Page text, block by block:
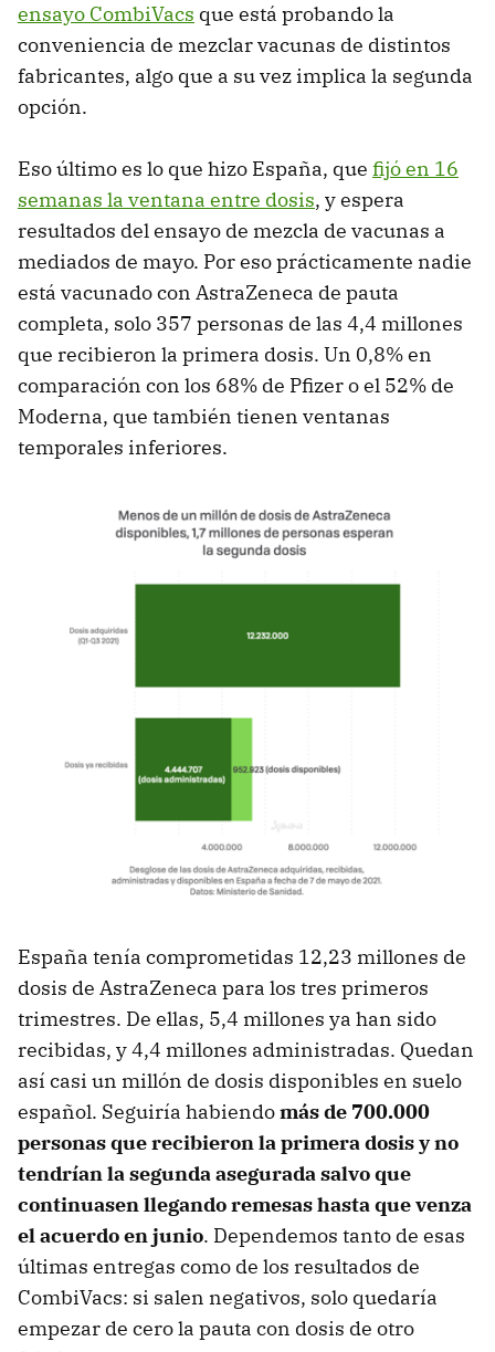
ensayo CombiVacs que está probando la
conveniencia de mezclar vacunas de distintos
fabricantes, algo que a su vez implica la segunda
opción.
Eso último es lo que hizo España, que fijó en 16
semanas la ventana entre dosis, y espera
resultados del ensayo de mezcla de vacunas a
mediados de mayo. Por eso prácticamente nadie
está vacunado con AstraZeneca de pauta
completa, solo 357 personas de las 4,4 millones
que recibieron la primera dosis. Un 0,8% en
comparación con los 68% de Pfizer o el 52% de
Moderna, que también tienen ventanas
temporales inferiores.
España tenía comprometidas 12,23 millones de
dosis de AstraZeneca para los tres primeros
trimestres. De ellas, 5,4 millones ya han sido
recibidas, y 4,4 millones administradas. Quedan
así casi un millón de dosis disponibles en suelo
español. Seguiría habiendomás de 700.000
personas que recibieron la primera dosis y no
tendrían la segunda asegurada salvo que
continuasen llegando remesas hasta que venza
el acuerdo en junio. Dependemos tanto de esas
últimas entregas como de los resultados de
CombiVacs: si salen negativos, solo quedaría
empezar de cero la pauta con dosis de otro